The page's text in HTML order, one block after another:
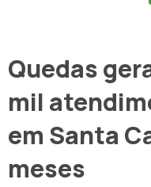
Quedas
mil
em Santa
meses